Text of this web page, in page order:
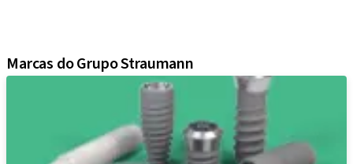
Marcas do Grupo Straumann